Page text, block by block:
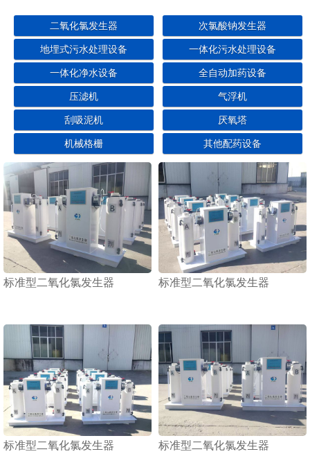
1 2 3
二氧化氯发生器 次氯酸钠发生器
地埋式污水处理设备 一体化污水处理设备
一体化净水设备 全自动加药设备
压滤机 气浮机
刮吸泥机 厌氧塔
机械格栅 其他配药设备
标准型二氧化氯发生器 标准型二氧化氯发生器
标准型二氧化氯发生器 标准型二氧化氯发生器